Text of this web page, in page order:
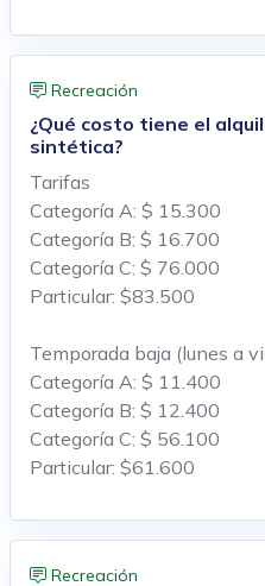
Recreación
¿Qué costo tiene el
sintética?
Tarifas
Categoría A: $ 15.300
Categoría B: $ 16.700
Categoría C: $ 76.000
Particular: $83.500
Temporada baja (lunes a
Categoría A: $ 11.400
Categoría B: $ 12.400
Categoría C: $ 56.100
Particular: $61.600
Recreación